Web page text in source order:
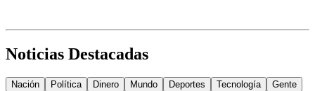
Noticias Destacadas
Nación Política Dinero Mundo Deportes Tecnología Gente